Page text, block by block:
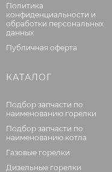
Политика
конфиденциальности и
обработки персональных
данных
Публичная оферта
КАТАЛОГ
Подбор запчасти по
наименованию горелки
Подбор запчасти по
наименованию котла
Газовые горелки
Дизельные горелки